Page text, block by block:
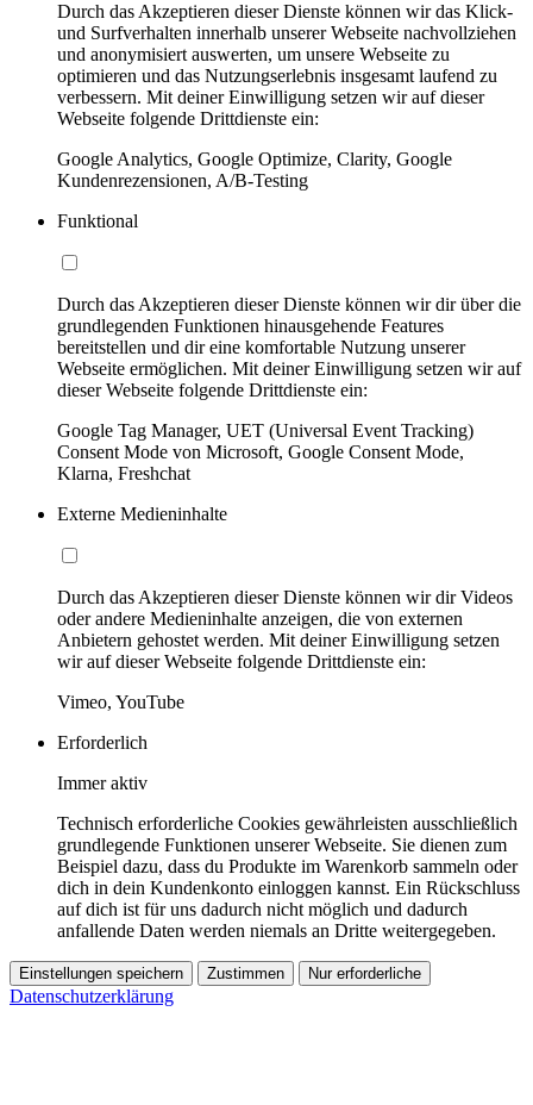
Durch das Akzeptieren dieser Dienste können wir das Klick-
und Surfverhalten innerhalb unserer Webseite nachvollziehen
und anonymisiert auswerten, um unsere Webseite zu
optimieren und das Nutzungserlebnis insgesamt laufend zu
verbessern. Mit deiner Einwilligung setzen wir auf dieser
Webseite folgende Drittdienste ein:
Google Analytics, Google Optimize, Clarity, Google
Kundenrezensionen, A/B-Testing
Funktional
Durch das Akzeptieren dieser Dienste können wir dir über die
grundlegenden Funktionen hinausgehende Features
bereitstellen und dir eine komfortable Nutzung unserer
Webseite ermöglichen. Mit deiner Einwilligung setzen wir auf
dieser Webseite folgende Drittdienste ein:
Google Tag Manager, UET (Universal Event Tracking)
Consent Mode von Microsoft, Google Consent Mode,
Klarna, Freshchat
Externe Medieninhalte
Durch das Akzeptieren dieser Dienste können wir dir Videos
oder andere Medieninhalte anzeigen, die von externen
Anbietern gehostet werden. Mit deiner Einwilligung setzen
wir auf dieser Webseite folgende Drittdienste ein:
Vimeo, YouTube
Erforderlich
Immer aktiv
Technisch erforderliche Cookies gewährleisten ausschließlich
grundlegende Funktionen unserer Webseite. Sie dienen zum
Beispiel dazu, dass du Produkte im Warenkorb sammeln oder
dich in dein Kundenkonto einloggen kannst. Ein Rückschluss
auf dich ist für uns dadurch nicht möglich und dadurch
anfallende Daten werden niemals an Dritte weitergegeben.
Einstellungen speichern Zustimmen Nur erforderliche
Datenschutzerklärung